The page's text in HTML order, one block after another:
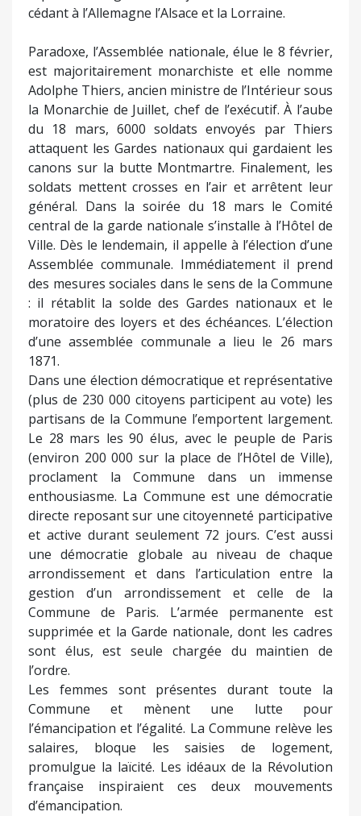
cédant à l’Allemagne l’Alsace et la Lorraine.
Paradoxe, l’Assemblée nationale, élue le 8 février,
est majoritairement monarchiste et elle nomme
Adolphe Thiers, ancien ministre de l’Intérieur sous
la Monarchie de Juillet, chef de l’exécutif. À l’aube
du 18 mars, 6000 soldats envoyés par Thiers
attaquent les Gardes nationaux qui gardaient les
canons sur la butte Montmartre. Finalement, les
soldats mettent crosses en l’air et arrêtent leur
général. Dans la soirée du 18 mars le Comité
central de la garde nationale s’installe à l’Hôtel de
Ville. Dès le lendemain, il appelle à l’élection d’une
Assemblée communale. Immédiatement il prend
des mesures sociales dans le sens de la Commune
: il rétablit la solde des Gardes nationaux et le
moratoire des loyers et des échéances. L’élection
d’une assemblée communale a lieu le 26 mars
1871.
Dans une élection démocratique et représentative
(plus de 230 000 citoyens participent au vote) les
partisans de la Commune l’emportent largement.
Le 28 mars les 90 élus, avec le peuple de Paris
(environ 200 000 sur la place de l’Hôtel de Ville),
proclament la Commune dans un immense
enthousiasme. La Commune est une démocratie
directe reposant sur une citoyenneté participative
et active durant seulement 72 jours. C’est aussi
une démocratie globale au niveau de chaque
arrondissement et dans l’articulation entre la
gestion d’un arrondissement et celle de la
Commune de Paris. L’armée permanente est
supprimée et la Garde nationale, dont les cadres
sont élus, est seule chargée du maintien de
l’ordre.
Les femmes sont présentes durant toute la
Commune et mènent une lutte pour
l’émancipation et l’égalité. La Commune relève les
salaires, bloque les saisies de logement,
promulgue la laïcité. Les idéaux de la Révolution
française inspiraient ces deux mouvements
d’émancipation.